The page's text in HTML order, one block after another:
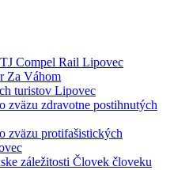
Compel Rail Lipovec
Za Váhom
turistov Lipovec
zväzu zdravotne postihnutých
zväzu protifašistických
záležitosti Človek človeku